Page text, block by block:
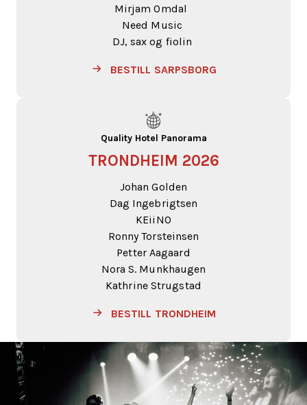
Mirjam Omdal
Need Music
DJ, sax og fiolin
BESTILL SARPSBORG
Quality Hotel Panorama
TRONDHEIM 2026
Johan Golden
Dag Ingebrigtsen
KEiiNO
Ronny Torsteinsen
Petter Aagaard
Nora S. Munkhaugen
Kathrine Strugstad
BESTILL TRONDHEIM